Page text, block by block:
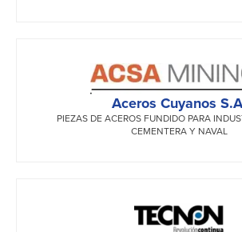
Aceros Cuyanos
PIEZAS DE ACEROS FUNDIDO PARA
CEMENTERA Y NAVAL